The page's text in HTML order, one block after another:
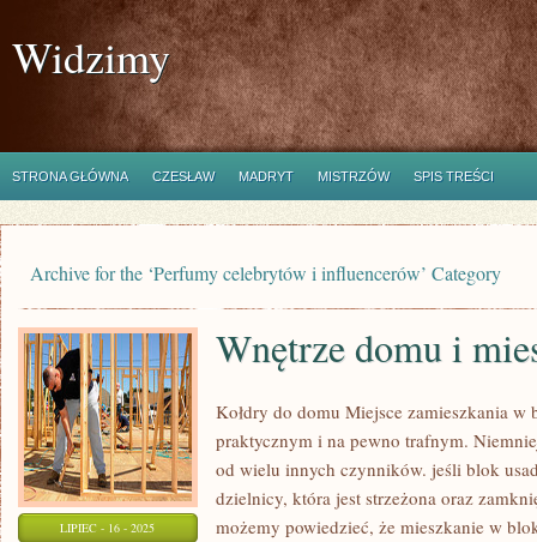
Widzimy
STRONA GŁÓWNA CZESŁAW MADRYT MISTRZÓW SPIS TREŚCI
Archive for the ‘Perfumy celebrytów i influencerów’ Category
LIPIEC - 16 - 2025
Wnętrze domu i
Kołdry do domu Miejsce zamieszkania
praktycznym i na pewno trafnym.
od wielu innych czynników. jeśli blok
dzielnicy, która jest strzeżona oraz
możemy powiedzieć, że mieszkanie w